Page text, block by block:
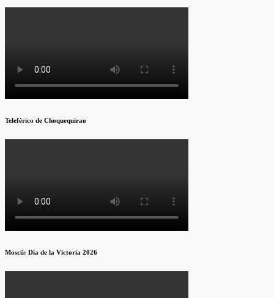
Teleférico de Choquequirao
Moscú: Día de la Victoria 2026